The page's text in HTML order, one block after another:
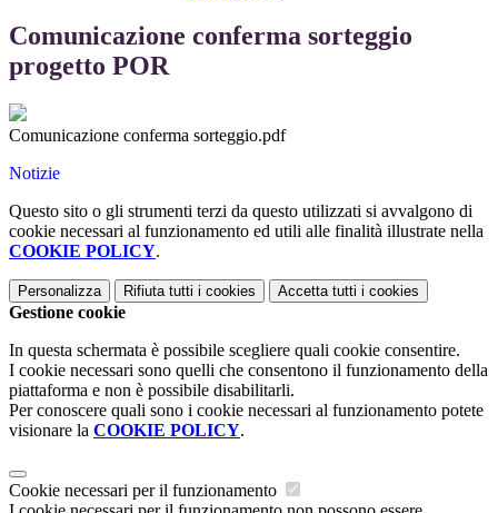
Comunicazione conferma sorteggio
progetto POR
Comunicazione conferma sorteggio.pdf
Notizie
Questo sito o gli strumenti terzi da questo utilizzati si avvalgono di
cookie necessari al funzionamento ed utili alle finalità illustrate nella
COOKIE POLICY.
Personalizza Rifiuta tutti i cookies Accetta tutti i cookies
Gestione cookie
In questa schermata è possibile scegliere quali cookie consentire.
I cookie necessari sono quelli che consentono il funzionamento della
piattaforma e non è possibile disabilitarli.
Per conoscere quali sono i cookie necessari al funzionamento potete
visionare la COOKIE POLICY.
Cookie necessari per il funzionamento